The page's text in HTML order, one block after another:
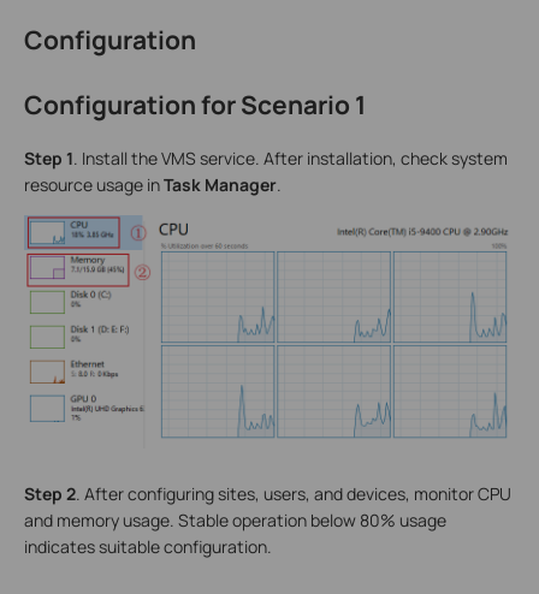
Configuration
Configuration for Scenario 1
Step 1. Install the VMS service. After installation, check system
resource usage inTask Manager.
Step 2. After configuring sites, users, and devices, monitor CPU
and memory usage. Stable operation below 80% usage
indicates suitable configuration.